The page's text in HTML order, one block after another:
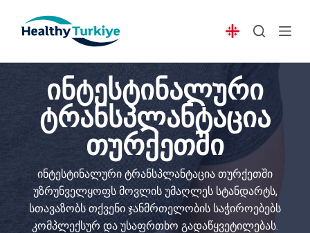
p
ინტესტინალური
ტრანსპლანტაცია
თურქეთში
ინტესტინალური ტრანსპლანტაცია თურქეთში
უზრუნველყოფს მოვლის უმაღლეს სტანდარტს,
სთავაზობს თქვენი ჯანმრთელობის საჭიროებებს
კომპლექსურ და უსაფრთხო გადაწყვეტილებას.